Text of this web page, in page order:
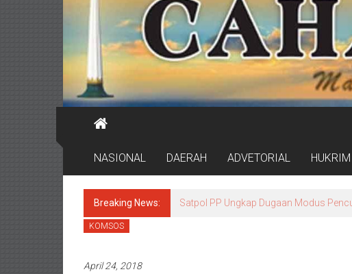
NASIONAL DAERAH ADVETORIAL HUKRIM
Breaking News: Pemkot Surabaya Buka Pendaftaran
KOMSOS
April 24, 2018